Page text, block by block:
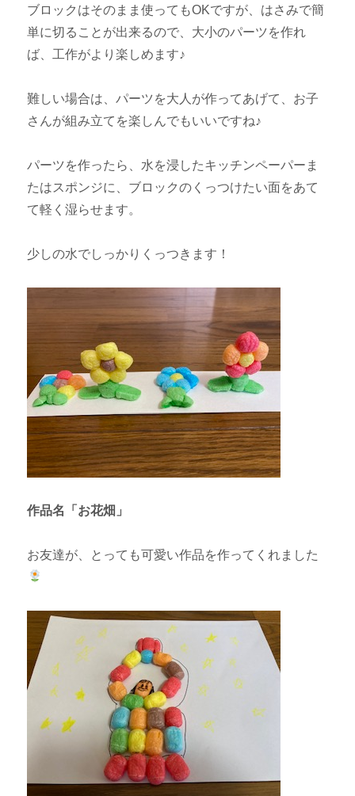
ブロックはそのまま使ってもOKですが、はさみで簡
単に切ることが出来るので、大小のパーツを作れ
ば、工作がより楽しめます♪
難しい場合は、パーツを大人が作ってあげて、お子
さんが組み立てを楽しんでもいいですね♪
パーツを作ったら、水を浸したキッチンペーパーま
たはスポンジに、ブロックのくっつけたい面をあて
て軽く湿らせます。
少しの水でしっかりくっつきます！
作品名「お花畑」
お友達が、とっても可愛い作品を作ってくれました